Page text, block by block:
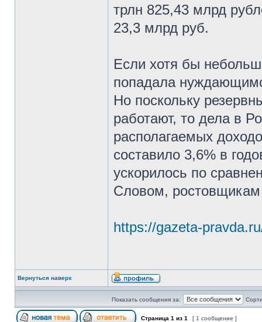
трлн 825,43 млрд
23,3 млрд руб.
Если хотя бы
попадала
Но поскольку
работают, то дела в
располагаемых
составило 3,6% в
ускорилось по
Словом, ростовщикам
https://gazeta-
Вернуться наверх
Показать сообщения за:
Страница 1 из 1 [ 1 сообщение ]